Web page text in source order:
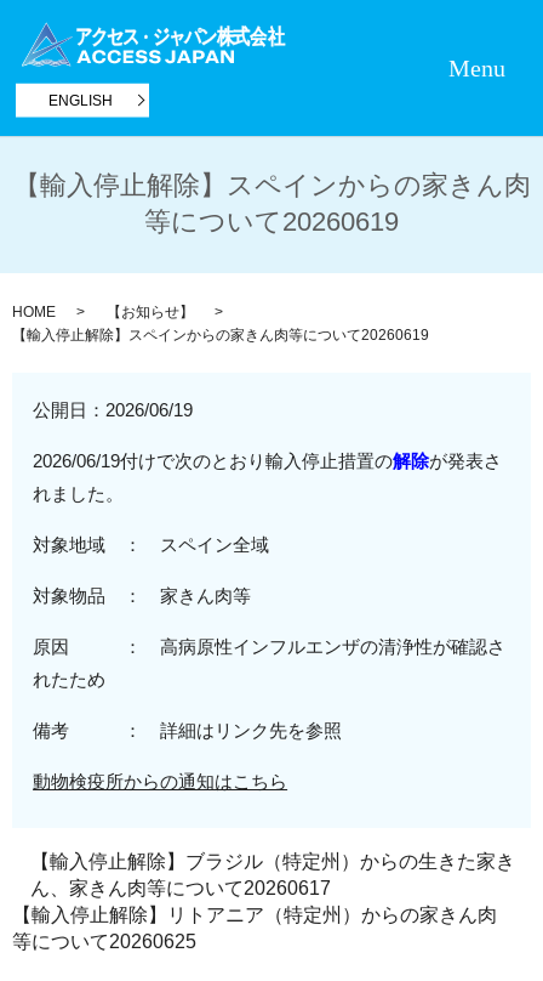
ENGLISH
Menu
【輸入停止解除】スペインからの家きん肉
等について20260619
HOME
【お知らせ】
【輸入停止解除】スペインからの家きん肉等について20260619
公開日： 2026/06/19
2026/06/19付けで次のとおり輸入停止措置の解除が発表さ
れました。
対象地域 ： スペイン全域
対象物品 ：家きん肉等
原因 ：高病原性インフルエンザの清浄性が確認さ
れたため
備考 ： 詳細はリンク先を参照
動物検疫所からの通知はこちら
【輸入停止解除】ブラジル（特定州）からの生きた家き
ん、家きん肉等について20260617
【輸入停止解除】リトアニア（特定州）からの家きん肉
等について20260625